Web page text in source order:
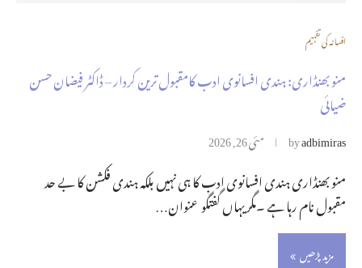
افسانہ کی تفہیم
منو بھنڈاری: ہندی افسانوی ادب کامقبول ترین کردار – ڈاکٹر فیضان حسن
ضیائی
byadbimiras مئی 26, 2026
منو بھنڈاری ہندی افسانوی ادب کا ہی نہیں بلکہ ہندی فکشن کا بے حد
مقبول نام رہا ہے ۔مگر یہاں گفتگو عنوان…
مزید پڑھیں